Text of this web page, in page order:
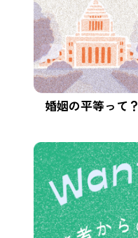
婚姻の平等って？